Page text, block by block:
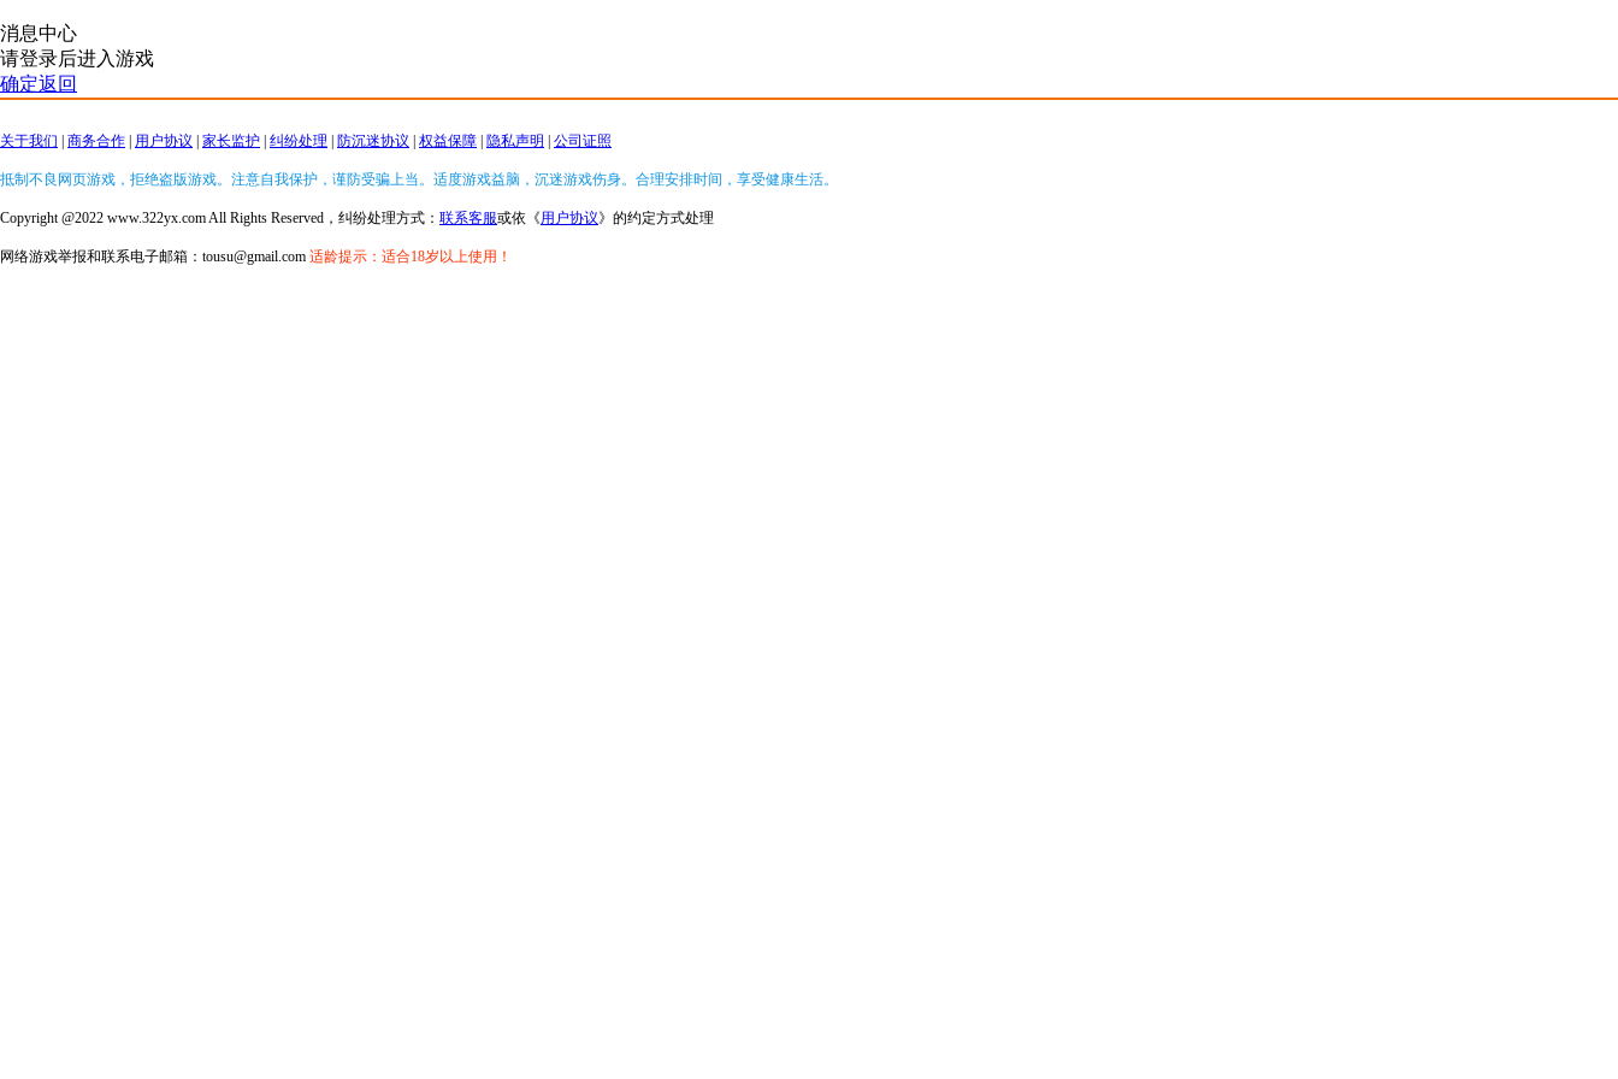
消息中心
请登录后进入游戏
确定返回
关于我们 商务合作 用户协议 家长监护 纠纷处理 防沉迷协议 权益保障 隐私声明 公司证照
抵制不良网页游戏，拒绝盗版游戏。注意自我保护，谨防受骗上当。适度游戏益脑，沉迷游戏伤身。合理安排时间，享受健康生活。
Copyright @2022 www.322yx.com All Rights Reserved，纠纷处理方式： 联系客服或依《用户协议》的约定方式处理
网络游戏举报和联系电子邮箱：tousu@gmail.com 适龄提示：适合18岁以上使用！